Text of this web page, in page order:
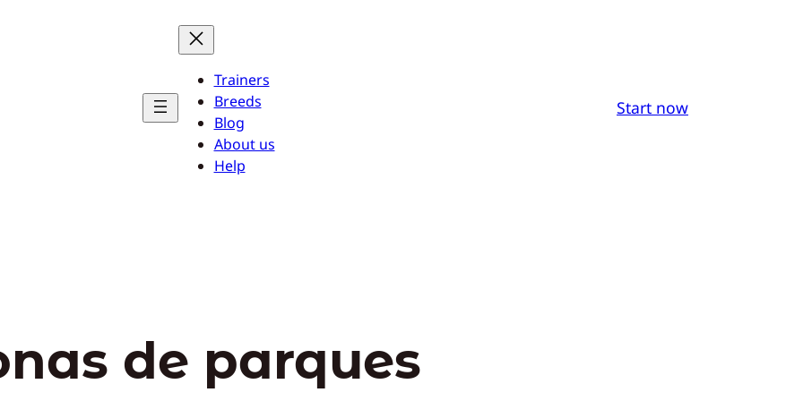
Trainers
Breeds
Blog
About us
Help
Start now
de parques